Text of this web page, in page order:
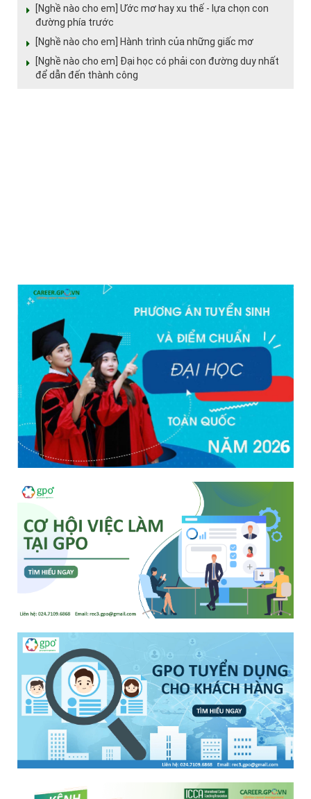
[Nghề nào cho em] Ước mơ hay xu thế - lựa chọn con
đường phía trước
[Nghề nào cho em] Hành trình của những giấc mơ
[Nghề nào cho em] Đại học có phải con đường duy nhất
để dẫn đến thành công